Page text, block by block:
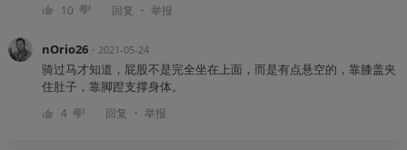
10 回复 ・ 举报
nOrio26・ 2021-05-24
骑过马才知道，屁股不是完全坐在上面，而是有点悬空的，靠膝盖夹
住肚子，靠脚蹬支撑身体。
4 回复 ・ 举报